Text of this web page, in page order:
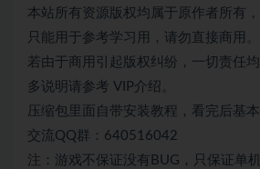
本站所有资源版权均属于原作者所有
只能用于参考学习用，请勿直接商用。
若由于商用引起版权纠纷，一切责任
多说明请参考 VIP介绍。
压缩包里面自带安装教程，看完后基
交流QQ群：640516042
注：游戏不保证没有BUG，只保证单